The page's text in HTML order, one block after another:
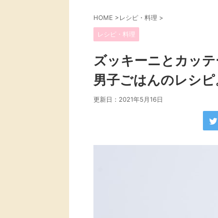
HOME >レシピ・料理 >
レシピ・料理
ズッキーニとカッ
男子ごはんのレシピ
更新日： 2021年5月16日